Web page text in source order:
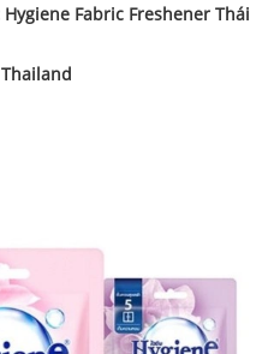
Fabric Freshener Thái